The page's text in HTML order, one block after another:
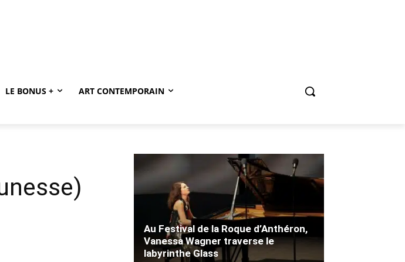
LE BONUS + ART CONTEMPORAIN
Au Festival de la Roque d’Anthéron,
Vanessa Wagner traverse le
labyrinthe Glass